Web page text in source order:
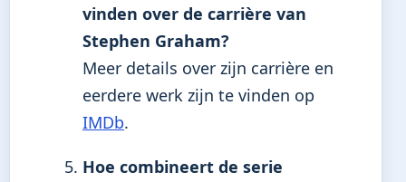
vinden over de carrière van
Stephen Graham?
Meer details over zijn carrière en
eerdere werk zijn te vinden op
IMDb.
Hoe combineert de serie